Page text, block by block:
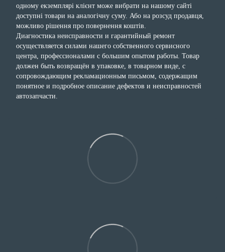
одному екземплярі клієнт може вибрати на нашому сайті
доступні товари на аналогічну суму. Або на розсуд продавця,
можливо рішення про повернення коштів.
Диагностика неисправности и гарантийный ремонт
осуществляется силами нашего собственного сервисного
центра, профессионалами с большим опытом работы. Товар
должен быть возвращён в упаковке, в товарном виде, с
сопровождающим рекламационным письмом, содержащим
понятное и подробное описание дефектов и неисправностей
автозапчасти.